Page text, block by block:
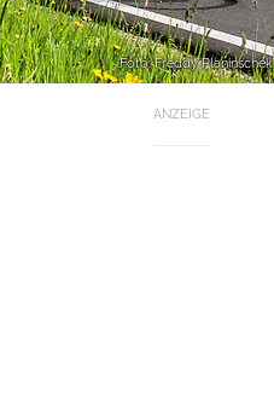
Foto: Freddy Planinschek
ANZEIGE